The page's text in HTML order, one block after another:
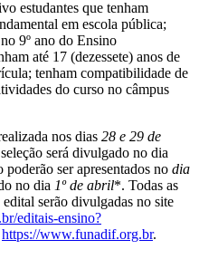
estudantes que tenham
em escola pública;
9º ano do Ensino
até 17 (dezessete) anos de
tenham compatibilidade de
do curso no câmpus
nos dias 28 e 29 de
será divulgado no dia
ser apresentados no dia
no dia 1º de abril*. Todas as
serão divulgadas no site
editais-ensino?
https://www.funadif.org.br.